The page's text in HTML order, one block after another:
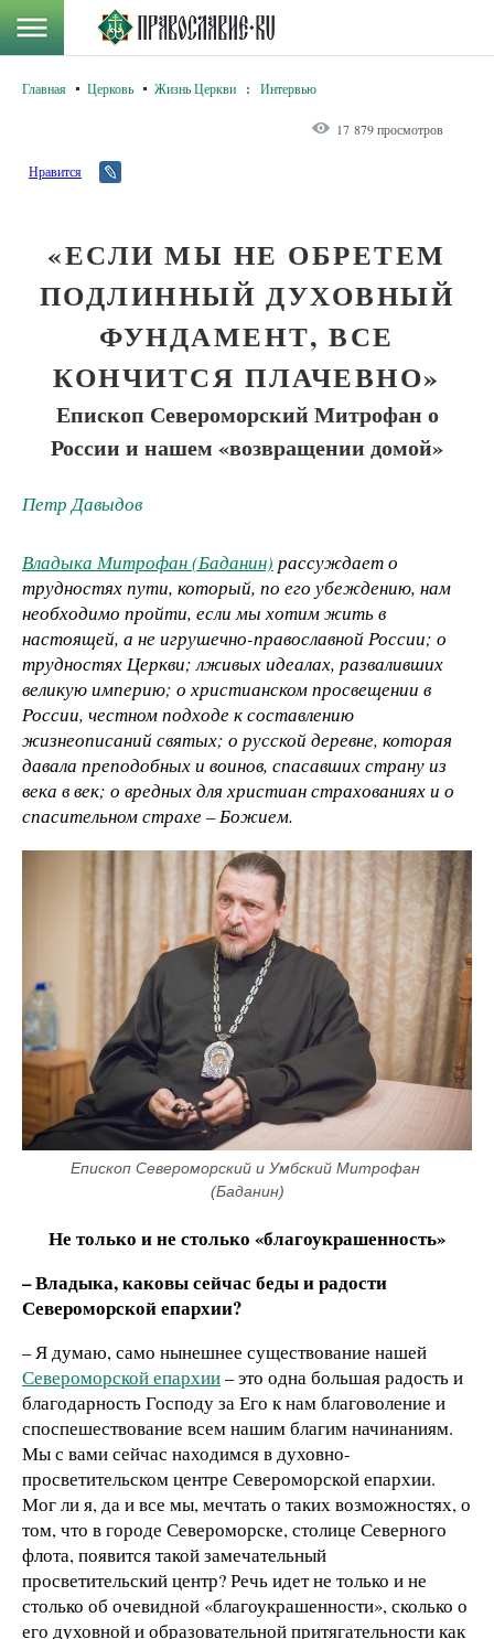
Главная Церковь Жизнь Церкви : Интервью
17 879 просмотров
Нравится
«ЕСЛИ МЫ НЕ ОБРЕТЕМ
ПОДЛИННЫЙ ДУХОВНЫЙ
ФУНДАМЕНТ, ВСЕ
КОНЧИТСЯ ПЛАЧЕВНО»
Епископ Североморский Митрофан о
России и нашем «возвращении домой»
Петр Давыдов
Владыка Митрофан (Баданин) рассуждает о
трудностях пути, который, по его убеждению, нам
необходимо пройти, если мы хотим жить в
настоящей, а не игрушечно-православной России; о
трудностях Церкви; лживых идеалах, разваливших
великую империю; о христианском просвещении в
России, честном подходе к составлению
жизнеописаний святых; о русской деревне, которая
давала преподобных и воинов, спасавших страну из
века в век; о вредных для христиан страхованиях и о
спасительном страхе – Божием.
Епископ Североморский и Умбский Митрофан
(Баданин)
Не только и не столько «благоукрашенность»
– Владыка, каковы сейчас беды и радости
Североморской епархии?
– Я думаю, само нынешнее существование нашей
Североморской епархии– это одна большая радость и
благодарность Господу за Его к нам благоволение и
споспешествование всем нашим благим начинаниям.
Мы с вами сейчас находимся в духовно-
просветительском центре Североморской епархии.
Мог ли я, да и все мы, мечтать о таких возможностях, о
том, что в городе Североморске, столице Северного
флота, появится такой замечательный
просветительский центр? Речь идет не только и не
столько об очевидной «благоукрашенности», сколько о
его духовной и образовательной притягательности как